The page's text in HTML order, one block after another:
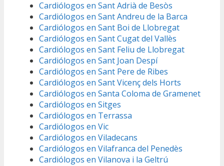
Cardiólogos en Sant Adrià de Besòs
Cardiólogos en Sant Andreu de la Barca
Cardiólogos en Sant Boi de Llobregat
Cardiólogos en Sant Cugat del Vallès
Cardiólogos en Sant Feliu de Llobregat
Cardiólogos en Sant Joan Despí
Cardiólogos en Sant Pere de Ribes
Cardiólogos en Sant Vicenç dels Horts
Cardiólogos en Santa Coloma de Gramenet
Cardiólogos en Sitges
Cardiólogos en Terrassa
Cardiólogos en Vic
Cardiólogos en Viladecans
Cardiólogos en Vilafranca del Penedès
Cardiólogos en Vilanova i la Geltrú